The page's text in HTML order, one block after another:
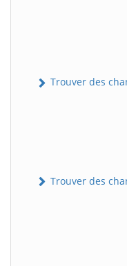
Trouver des
Trouver des